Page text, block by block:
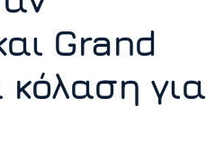
Grand
για